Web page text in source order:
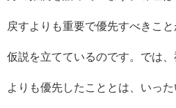
戻すよりも重要で優先すべきこ
仮説を立てているのです。では
よりも優先したこととは、いっ